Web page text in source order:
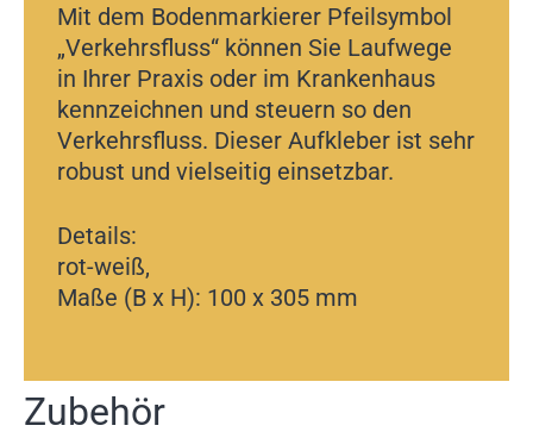
Mit dem Bodenmarkierer Pfeilsymbol
„Verkehrsfluss“ können Sie Laufwege
in Ihrer Praxis oder im Krankenhaus
kennzeichnen und steuern so den
Verkehrsfluss. Dieser Aufkleber ist sehr
robust und vielseitig einsetzbar.
Details:
rot-weiß,
Maße (B x H): 100 x 305 mm
Zubehör